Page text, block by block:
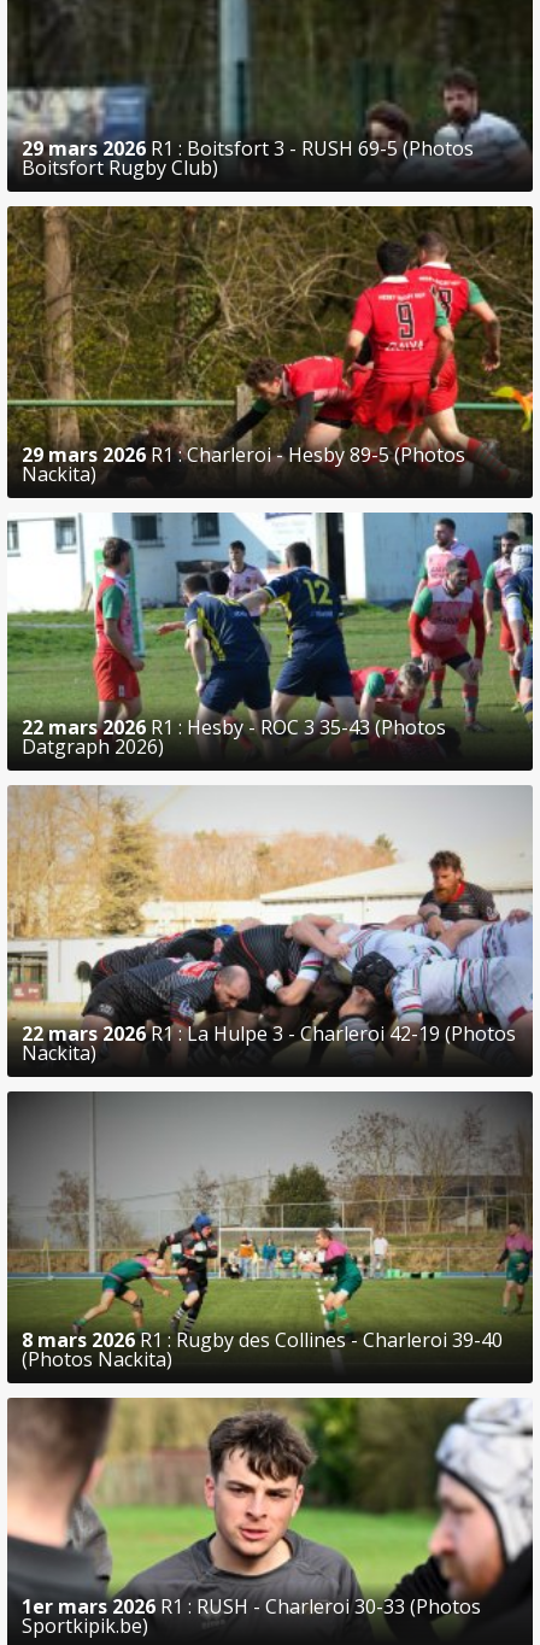
29 mars 2026 R1 : Boitsfort 3 - RUSH 69-5 (Photos
Boitsfort Rugby Club)
29 mars 2026R1 : Charleroi - Hesby 89-5 (Photos
Nackita)
22 mars 2026R1 : Hesby - ROC 3 35-43 (Photos
Datgraph 2026)
22 mars 2026R1 : La Hulpe 3 - Charleroi 42-19 (Photos
Nackita)
8 mars 2026R1 : Rugby des Collines - Charleroi 39-40
(Photos Nackita)
1er mars 2026R1 : RUSH - Charleroi 30-33 (Photos
Sportkipik.be)